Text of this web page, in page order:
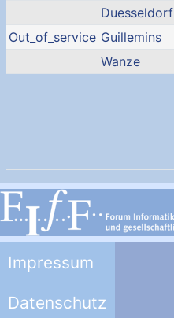
Duesseldorf
Out_of_service Guillemins
Wanze
Impressum
Datenschutz